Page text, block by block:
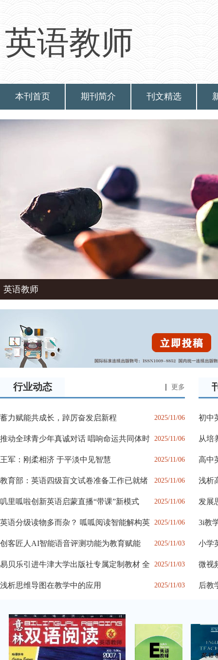
英语教师
本刊首页 期刊简介 刊文精选
英语教师
行业动态 更多
2025/11/06
蓄力赋能共成长，踔厉奋发启新程
2025/11/06
推动全球青少年真诚对话 唱响命运共同体时
2025/11/06
王军：刚柔相济 于平淡中见智慧
2025/11/06
教育部：英语四级盲文试卷准备工作已就绪
2025/11/06
叽里呱啦创新英语启蒙直播“带课”新模式
2025/11/06
英语分级读物多而杂？ 呱呱阅读智能解构英
2025/11/03
创客匠人AI智能语音评测功能为教育赋能​
2025/11/03
易贝乐引进牛津大学出版社专属定制教材 全
2025/11/03
浅析思维导图在教学中的应用
初中
从培
高中
浅析
发展
3i教
小学
微视
后教